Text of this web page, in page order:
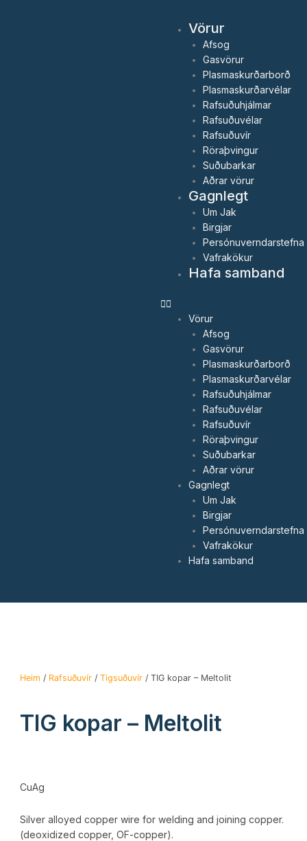
Vörur
Afsog
Gasvörur
Plasmaskurðarborð
Plasmaskurðarvélar
Rafsuðuhjálmar
Rafsuðuvélar
Rafsuðuvír
Röraþvingur
Suðubarkar
Aðrar vörur
Gagnlegt
Um Jak
Birgjar
Persónuverndarstefna
Vafrakökur
Hafa samband
Vörur
Afsog
Gasvörur
Plasmaskurðarborð
Plasmaskurðarvélar
Rafsuðuhjálmar
Rafsuðuvélar
Rafsuðuvír
Röraþvingur
Suðubarkar
Aðrar vörur
Gagnlegt
Um Jak
Birgjar
Persónuverndarstefna
Vafrakökur
Hafa samband
Heim / Rafsuðuvír / Tigsuðuvír / TIG kopar – Meltolit
TIG kopar – Meltolit
CuAg
Silver alloyed copper wire for welding and joining copper.
(deoxidized copper, OF-copper).